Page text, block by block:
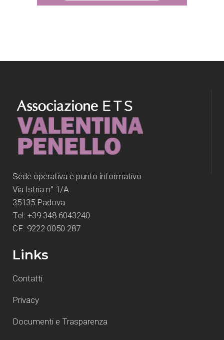
Sede operativa e punto informativo
Via Istria n° 1/A
35135 Padova
Tel: +39 348 6043240
CF: 9222 0050 287
Links
Contatti
Privacy
Documenti e Trasparenza